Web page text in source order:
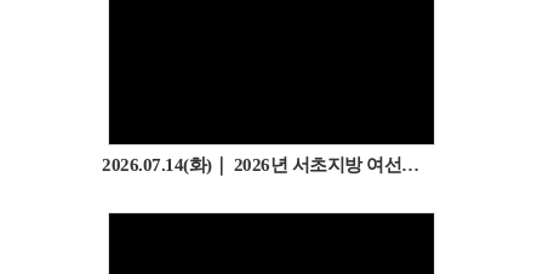
2026.07.14(화)｜ 2026년 서초지방 여선교회 제3계삭회